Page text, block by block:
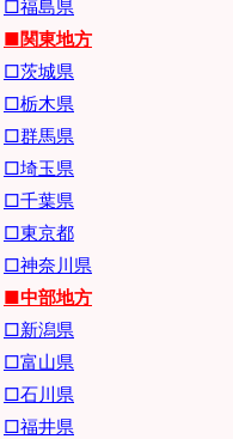
□福島県
■関東地方
□茨城県
□栃木県
□群馬県
□埼玉県
□千葉県
□東京都
□神奈川県
■中部地方
□新潟県
□富山県
□石川県
□福井県